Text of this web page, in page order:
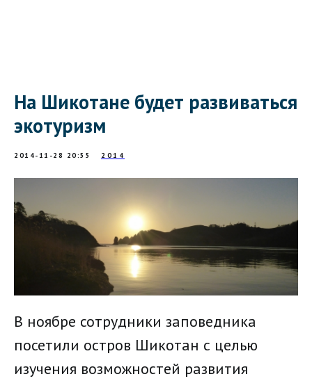
На Шикотане будет развиваться
экотуризм
2014-11-28 20:55 2014
В ноябре сотрудники заповедника
посетили остров Шикотан с целью
изучения возможностей развития